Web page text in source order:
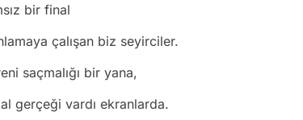
bir final
çalışan biz seyirciler.
saçmalığı bir yana,
gerçeği vardı ekranlarda.